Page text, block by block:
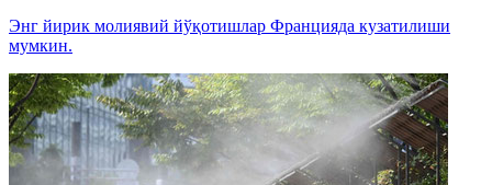
Энг йирик молиявий йўқотишлар Францияда кузатилиши
мумкин.